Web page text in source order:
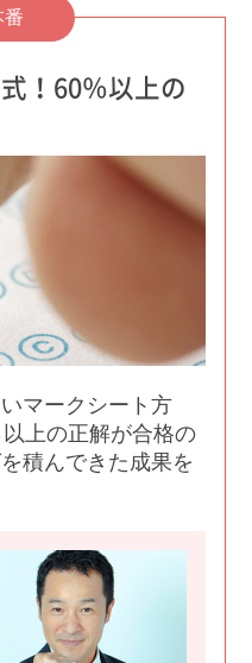
番
！60％以上の
マークシート方
上の正解が合格の
積んできた成果を